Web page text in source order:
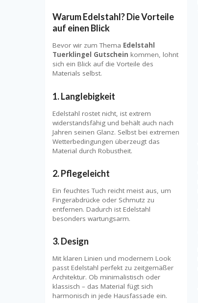
Warum Edelstahl? Die Vorteile
auf einen Blick
Bevor wir zum Thema Edelstahl
Tuerklingel Gutschein kommen, lohnt
sich ein Blick auf die Vorteile des
Materials selbst.
1.Langlebigkeit
Edelstahl rostet nicht, ist extrem
widerstandsfähig und behält auch nach
Jahren seinen Glanz. Selbst bei extremen
Wetterbedingungen überzeugt das
Material durch Robustheit.
2.Pflegeleicht
Ein feuchtes Tuch reicht meist aus, um
Fingerabdrücke oder Schmutz zu
entfernen. Dadurch ist Edelstahl
besonders wartungsarm.
3.Design
Mit klaren Linien und modernem Look
passt Edelstahl perfekt zu zeitgemäßer
Architektur. Ob minimalistisch oder
klassisch – das Material fügt sich
harmonisch in jede Hausfassade ein.